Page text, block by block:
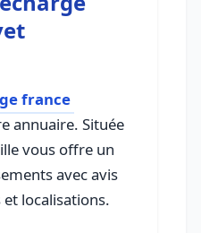
france
annuaire. Située
vous offre un
avec avis
localisations.